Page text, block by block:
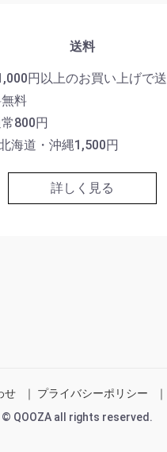
送料
円以上のお買い上げで送
料
800円
海道・沖縄1,500円
詳しく見る
せ ｜ プライバシーポリシー ｜
QOOZA all rights reserved.